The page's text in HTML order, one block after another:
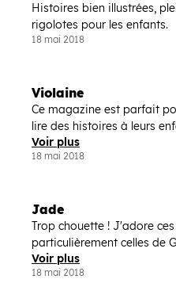
Histoires bien illustrées,
rigolotes pour les enfants.
18 mai 2018
Violaine
Ce magazine est parfait
lire des histoires à leurs
Voir plus
18 mai 2018
Jade
Trop chouette ! J'adore
particulièrement celles de
Voir plus
18 mai 2018